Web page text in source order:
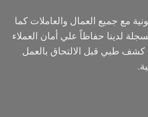
مع جميع العمال والعاملات كما
لدينا حفاظاً علي أمان العملاء
كشف طبي قبل الالتحاق بالعمل